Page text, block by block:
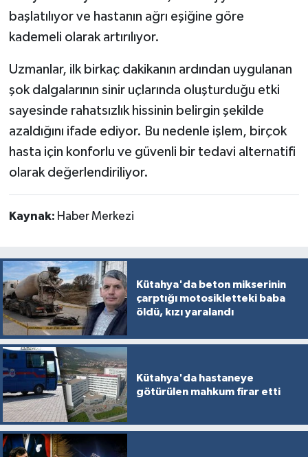
başlatılıyor ve hastanın ağrı eşiğine göre
kademeli olarak artırılıyor.
Uzmanlar, ilk birkaç dakikanın ardından uygulanan
şok dalgalarının sinir uçlarında oluşturduğu etki
sayesinde rahatsızlık hissinin belirgin şekilde
azaldığını ifade ediyor. Bu nedenle işlem, birçok
hasta için konforlu ve güvenli bir tedavi alternatifi
olarak değerlendiriliyor.
Kaynak: Haber Merkezi
Kütahya'da beton mikserinin
çarptığı motosikletteki baba
öldü, kızı yaralandı
Kütahya'da hastaneye
götürülen mahkum firar etti